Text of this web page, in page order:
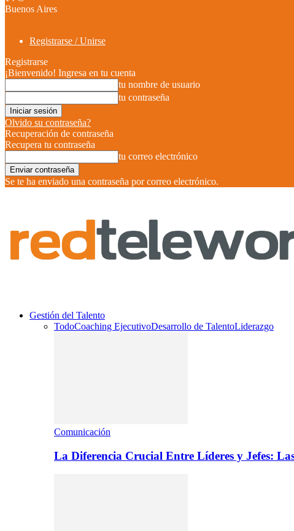
Buenos Aires
Registrarse / Unirse
Registrarse
¡Bienvenido! Ingresa en tu cuenta
tu nombre de usuario
tu contraseña
Olvido su contraseña?
Recuperación de contraseña
Recupera tu contraseña
tu correo electrónico
Se te ha enviado una contraseña por correo electrónico.
Gestión del Talento
TodoCoaching EjecutivoDesarrollo de TalentoLiderazgo
Comunicación
La Diferencia Crucial Entre Líderes y Jefes: